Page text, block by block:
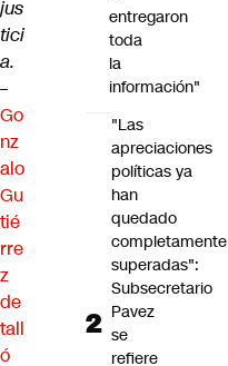
jus
tici
a.
–
Go
nz
alo
Gu
tié
rre
z
de
tall
ó
entregaron
toda
la
información"
"Las
apreciaciones
políticas ya
han
quedado
completamente
superadas":
Subsecretario
Pavez
se
refiere